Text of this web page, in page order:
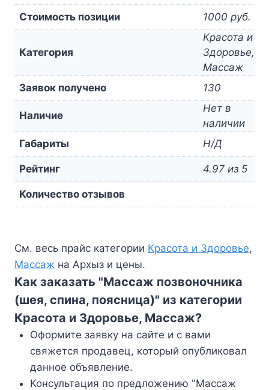
Стоимость позиции 1000 руб.
Категория
Красота и
Здоровье,
Массаж
Заявок получено
130
Наличие
Нет в
наличии
Габариты
Н/Д
Рейтинг 4.97 из 5
Количество отзывов
См. весь прайс категории Красота и Здоровье,
Массаж на Архыз и цены.
Как заказать "Массаж позвоночника
(шея, спина, поясница)" из категории
Красота и Здоровье, Массаж?
Оформите заявку на сайте и с вами
свяжется продавец, который опубликовал
данное объявление.
Консультация по предложению "Массаж